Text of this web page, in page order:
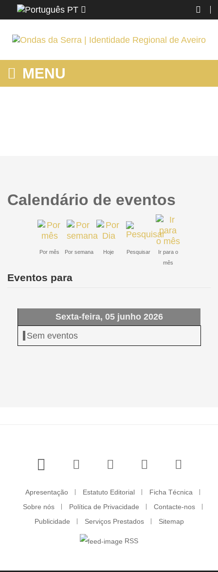
PT
MENU
Calendário de eventos
Por mês Por semana Hoje Pesquisar
Ir para o
mês
Eventos para
Sexta-feira, 05 junho 2026
Sem eventos
Apresentação Estatuto Editorial
Ficha Técnica
Sobre nós
Política de Privacidade
Contacte-nos
Publicidade
Serviços Prestados Sitemap
RSS